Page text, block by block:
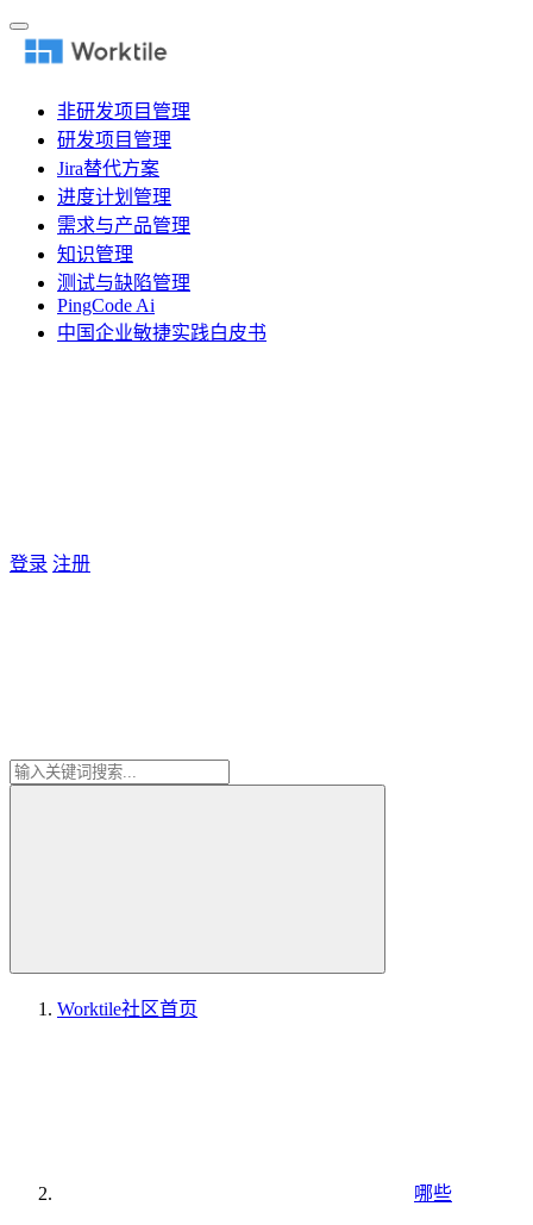
非研发项目管理
研发项目管理
Jira替代方案
进度计划管理
需求与产品管理
知识管理
测试与缺陷管理
PingCode Ai
中国企业敏捷实践白皮书
登录 注册
Worktile社区首页
哪些